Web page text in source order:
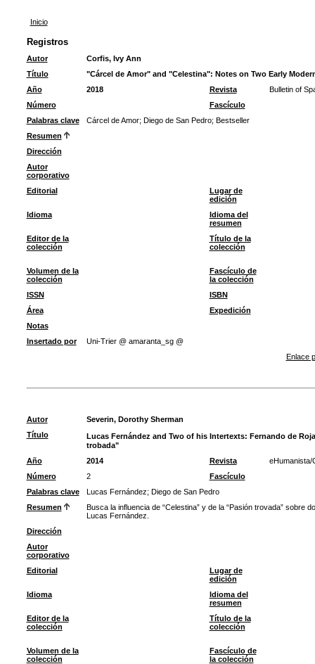
Inicio
Registros
Autor
Corfis, Ivy Ann
Título
"Cárcel de Amor" and "Celestina": Notes on Two Early
Año
2018 Revista
Bulletin of
Número
Fascículo
Palabras clave
Cárcel de Amor; Diego de San Pedro; Bestseller
Resumen
Dirección
Autor
corporativo
Editorial
Lugar de
edición
Idioma
Idioma del
resumen
Editor de la
colección
Título de la
colección
Volumen de la
colección
Fascículo de
la colección
ISSN
ISBN
Área
Expedición
Notas
Insertado por
Uni-Trier @ amaranta_sg @
Enlace
Autor
Severin, Dorothy Sherman
Título
Lucas Fernández and Two of his Intertexts: Fernando de
trobada"
Año
2014 Revista
eHumanista/
Número
2
Fascículo
Palabras clave
Lucas Fernández; Diego de San Pedro
Resumen
Busca la influencia de “Celestina” y de la “Pasión trovada” sobre
Lucas Fernández.
Dirección
Autor
corporativo
Editorial
Lugar de
edición
Idioma
Idioma del
resumen
Editor de la
colección
Título de la
colección
Volumen de la
colección
Fascículo de
la colección